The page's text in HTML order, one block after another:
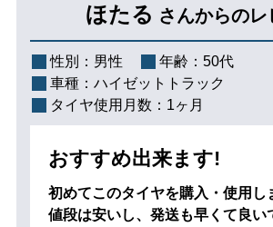
ほたる さんからのレ
性別： 男性 年齢： 50代
車種： ハイゼットトラック
タイヤ使用月数： 1ヶ月
おすすめ出来ます!
初めてこのタイヤを購入・使用し
値段は安いし、発送も早くて良い